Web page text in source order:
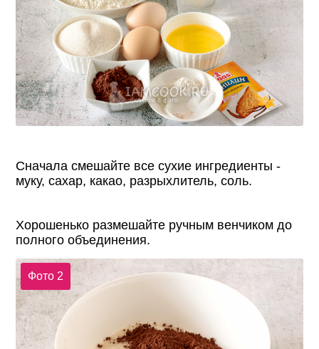
Сначала смешайте все сухие ингредиенты -
муку, сахар, какао, разрыхлитель, соль.
Хорошенько размешайте ручным венчиком до
полного объединения.
Фото 2